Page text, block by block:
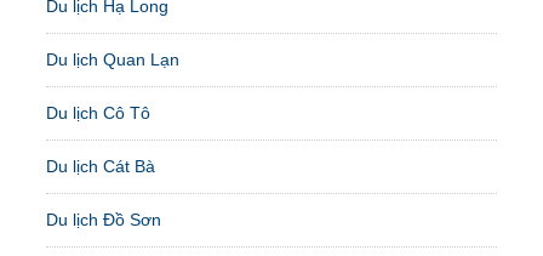
Du lịch Hạ Long
Du lịch Quan Lạn
Du lịch Cô Tô
Du lịch Cát Bà
Du lịch Đồ Sơn